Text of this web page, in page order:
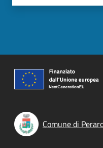
Comune di